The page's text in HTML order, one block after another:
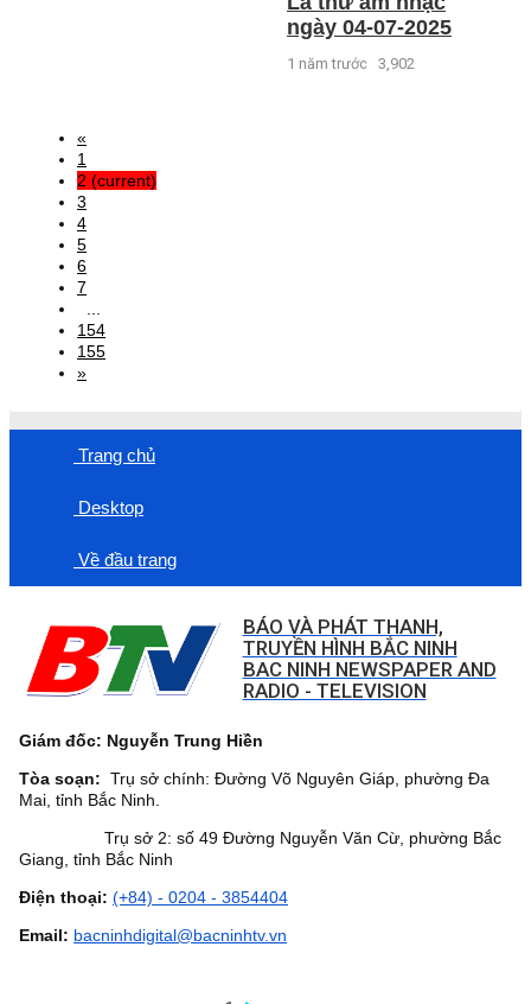
ngày 04-07-2025
1 năm trước 3,902
«
1
2 (current)
3
4
5
6
7
154
155
»
Trang chủ
Desktop
Về đầu trang
BÁO VÀ PHÁT THANH,
TRUYỀN HÌNH BẮC NINH
BAC NINH NEWSPAPER AND
RADIO - TELEVISION
Giám đốc: Nguyễn Trung Hiền
Tòa soạn: Trụ sở chính: Đường Võ Nguyên Giáp, phường Đa
Mai, tỉnh Bắc Ninh.
Trụ sở 2: số 49 Đường Nguyễn Văn Cừ, phường Bắc
Giang, tỉnh Bắc Ninh
Điện thoại: (+84) - 0204 - 3854404
Email: bacninhdigital@bacninhtv.vn